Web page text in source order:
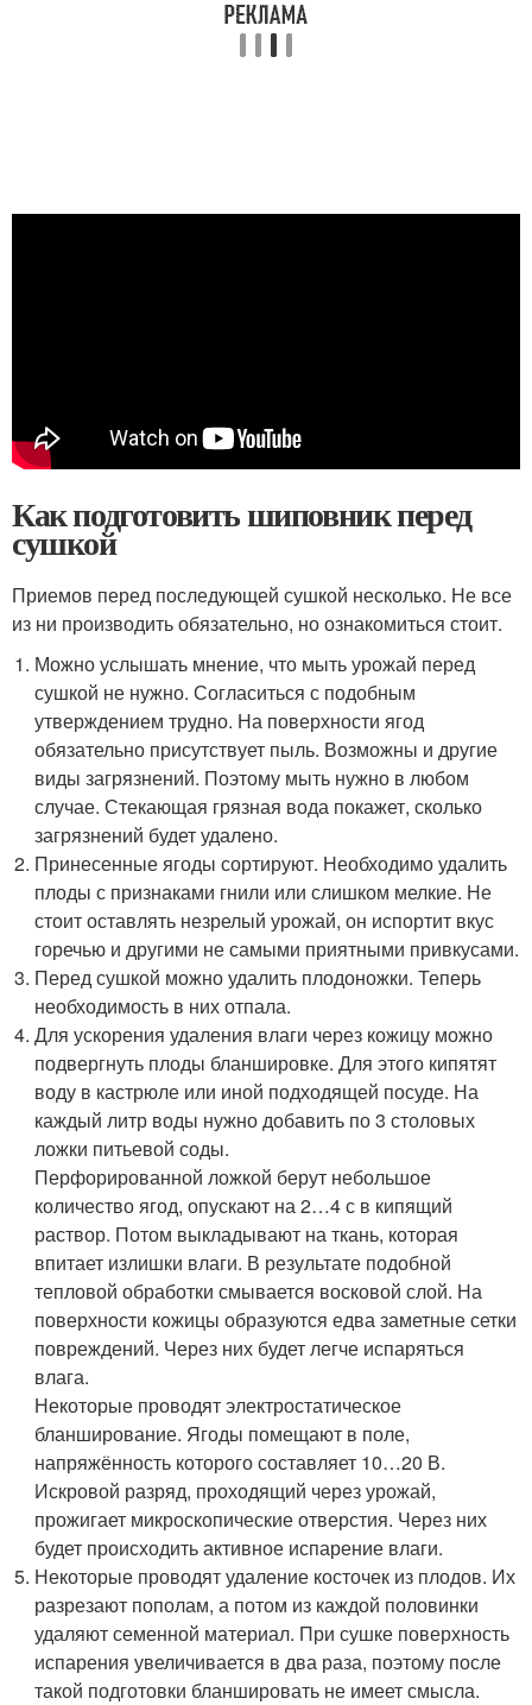
Как подготовить шиповник перед
сушкой
Приемов перед последующей сушкой несколько. Не все
из ни производить обязательно, но ознакомиться стоит.
Можно услышать мнение, что мыть урожай перед
сушкой не нужно. Согласиться с подобным
утверждением трудно. На поверхности ягод
обязательно присутствует пыль. Возможны и другие
виды загрязнений. Поэтому мыть нужно в любом
случае. Стекающая грязная вода покажет, сколько
загрязнений будет удалено.
Принесенные ягоды сортируют. Необходимо удалить
плоды с признаками гнили или слишком мелкие. Не
стоит оставлять незрелый урожай, он испортит вкус
горечью и другими не самыми приятными привкусами.
Перед сушкой можно удалить плодоножки. Теперь
необходимость в них отпала.
Для ускорения удаления влаги через кожицу можно
подвергнуть плоды бланшировке. Для этого кипятят
воду в кастрюле или иной подходящей посуде. На
каждый литр воды нужно добавить по 3 столовых
ложки питьевой соды.
Перфорированной ложкой берут небольшое
количество ягод, опускают на 2…4 с в кипящий
раствор. Потом выкладывают на ткань, которая
впитает излишки влаги. В результате подобной
тепловой обработки смывается восковой слой. На
поверхности кожицы образуются едва заметные сетки
повреждений. Через них будет легче испаряться
влага.
Некоторые проводят электростатическое
бланширование. Ягоды помещают в поле,
напряжённость которого составляет 10…20 В.
Искровой разряд, проходящий через урожай,
прожигает микроскопические отверстия. Через них
будет происходить активное испарение влаги.
Некоторые проводят удаление косточек из плодов. Их
разрезают пополам, а потом из каждой половинки
удаляют семенной материал. При сушке поверхность
испарения увеличивается в два раза, поэтому после
такой подготовки бланшировать не имеет смысла.